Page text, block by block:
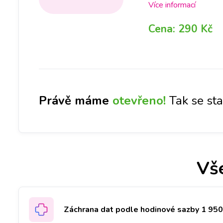
počkání. Na
Olomouci, Liberci a
Více informací
Cena: 290 Kč
Právě máme otevřeno! Tak se
Záchrana dat podle hodinové sazby 1 950